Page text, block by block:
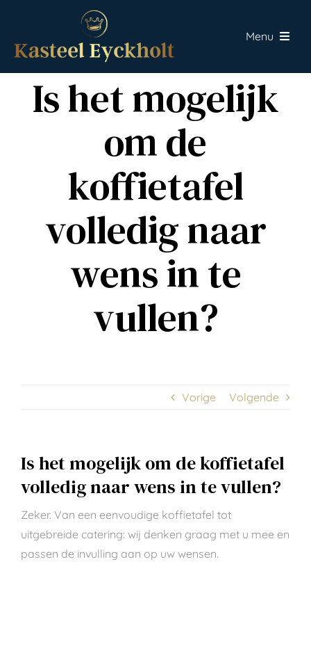
content
Menu
Home
Fine dining
Over Eyckholt
Contact
Offerte aanvragen
Is het mogelijk
om de
koffietafel
volledig naar
wens in te
vullen?
Vorige Volgende
Is het mogelijk om de koffietafel
volledig naar wens in te vullen?
Zeker. Van een eenvoudige koffietafel tot
uitgebreide catering: wij denken graag met u mee en
passen de invulling aan op uw wensen.